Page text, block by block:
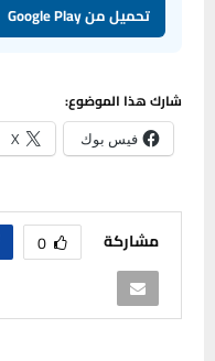
تحميل من Google Play
شارك هذا الموضوع:
فيس بوك X
مشاركة 0